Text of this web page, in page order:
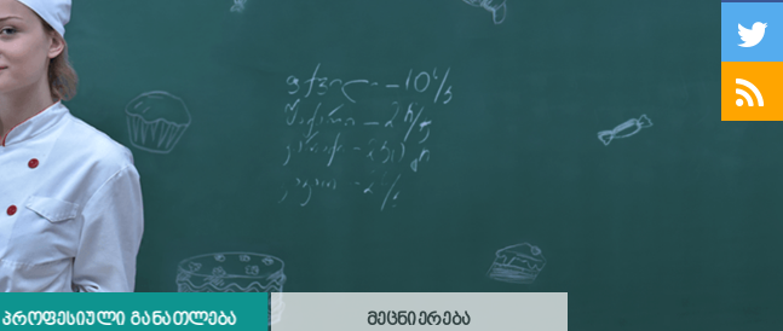
ᲞᲠᲝᲤᲔᲡᲘᲣᲚᲘ ᲒᲐᲜᲐᲗᲚᲔᲑᲐ ᲛᲔᲪᲜᲘᲔᲠᲔᲑᲐ